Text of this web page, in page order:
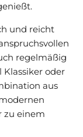
und reicht
regelmäßig
oder
aus
zu einem